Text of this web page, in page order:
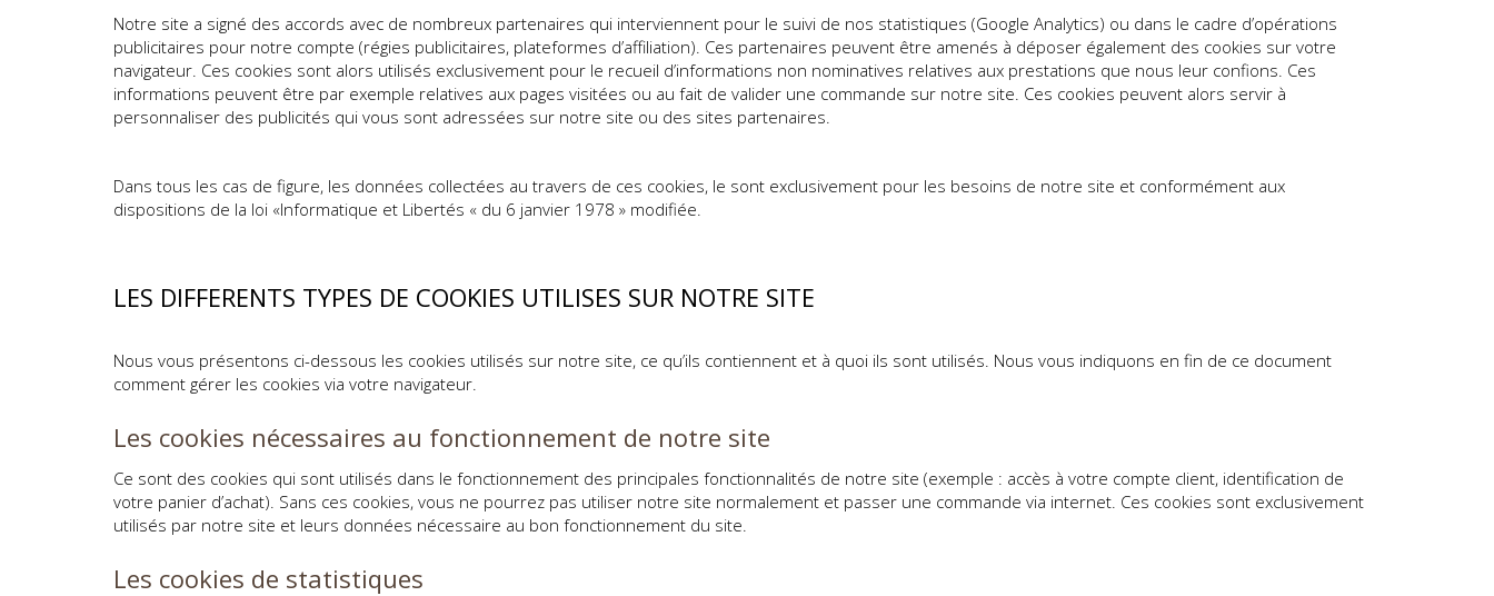
Notre site a signé des accords avec de nombreux partenaires qui interviennent pour le suivi de nos statistiques (Google Analytics) ou dans le cadre d’opérations
publicitaires pour notre compte (régies publicitaires, plateformes d’affiliation). Ces partenaires peuvent être amenés à déposer également des cookies sur votre
navigateur. Ces cookies sont alors utilisés exclusivement pour le recueil d’informations non nominatives relatives aux prestations que nous leur confions. Ces
informations peuvent être par exemple relatives aux pages visitées ou au fait de valider une commande sur notre site. Ces cookies peuvent alors servir à
personnaliser des publicités qui vous sont adressées sur notre site ou des sites partenaires.
Dans tous les cas de figure, les données collectées au travers de ces cookies, le sont exclusivement pour les besoins de notre site et conformément aux
dispositions de la loi «Informatique et Libertés « du 6 janvier 1978 » modifiée.
LES DIFFERENTS TYPES DE COOKIES UTILISES SUR NOTRE SITE
Nous vous présentons ci-dessous les cookies utilisés sur notre site, ce qu’ils contiennent et à quoi ils sont utilisés. Nous vous indiquons en fin de ce document
comment gérer les cookies via votre navigateur.
Les cookies nécessaires au fonctionnement de notre site
Ce sont des cookies qui sont utilisés dans le fonctionnement des principales fonctionnalités de notre site (exemple : accès à votre compte client, identification de
votre panier d’achat). Sans ces cookies, vous ne pourrez pas utiliser notre site normalement et passer une commande via internet. Ces cookies sont exclusivement
utilisés par notre site et leurs données nécessaire au bon fonctionnement du site.
Les cookies de statistiques